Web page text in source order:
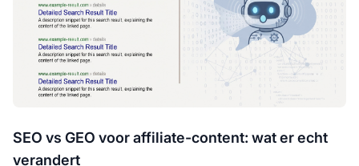
SEO vs GEO voor affiliate-content: wat er echt
verandert